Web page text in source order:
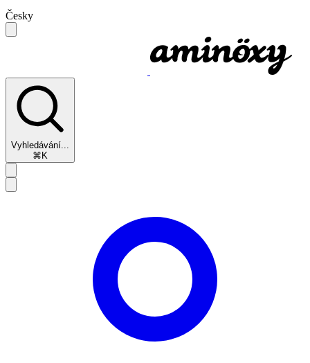
Česky
Vyhledávání...
⌘K